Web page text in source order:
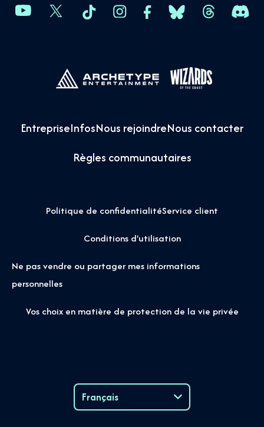
EntrepriseInfosNous rejoindreNous contacter
Règles communautaires
Politique de confidentialitéService client
Conditions d'utilisation
Ne pas vendre ou partager mes informations
personnelles
Vos choix en matière de protection de la vie privée
Français